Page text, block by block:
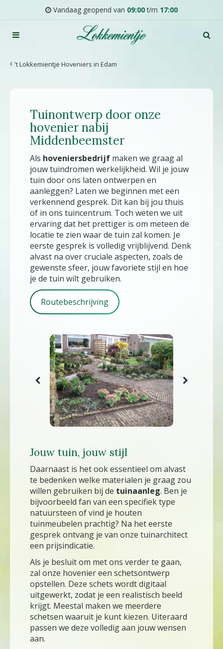
't Lokkemientje Hoveniers in Edam
Vandaag geopend van 09:00t/m 17:00
Tuinontwerp door onze
hovenier nabij
Middenbeemster
Als hoveniersbedrijf maken we graag al
jouw tuindromen werkelijkheid. Wil je jouw
tuin door ons laten ontwerpen en
aanleggen? Laten we beginnen met een
verkennend gesprek. Dit kan bij jou thuis
of in ons tuincentrum. Toch weten we uit
ervaring dat het prettiger is om meteen de
locatie te zien waar de tuin zal komen. Je
eerste gesprek is volledig vrijblijvend. Denk
alvast na over cruciale aspecten, zoals de
gewenste sfeer, jouw favoriete stijl en hoe
je de tuin wilt gebruiken.
Routebeschrijving
Jouw tuin, jouw stijl
Daarnaast is het ook essentieel om alvast
te bedenken welke materialen je graag zou
willen gebruiken bij de tuinaanleg. Ben je
bijvoorbeeld fan van een specifiek type
natuursteen of vind je houten
tuinmeubelen prachtig? Na het eerste
gesprek ontvang je van onze tuinarchitect
een prijsindicatie.
Als je besluit om met ons verder te gaan,
zal onze hovenier een schetsontwerp
opstellen. Deze schets wordt digitaal
uitgewerkt, zodat je een realistisch beeld
krijgt. Meestal maken we meerdere
schetsen waaruit je kunt kiezen. Uiteraard
passen we deze volledig aan jouw wensen
aan.